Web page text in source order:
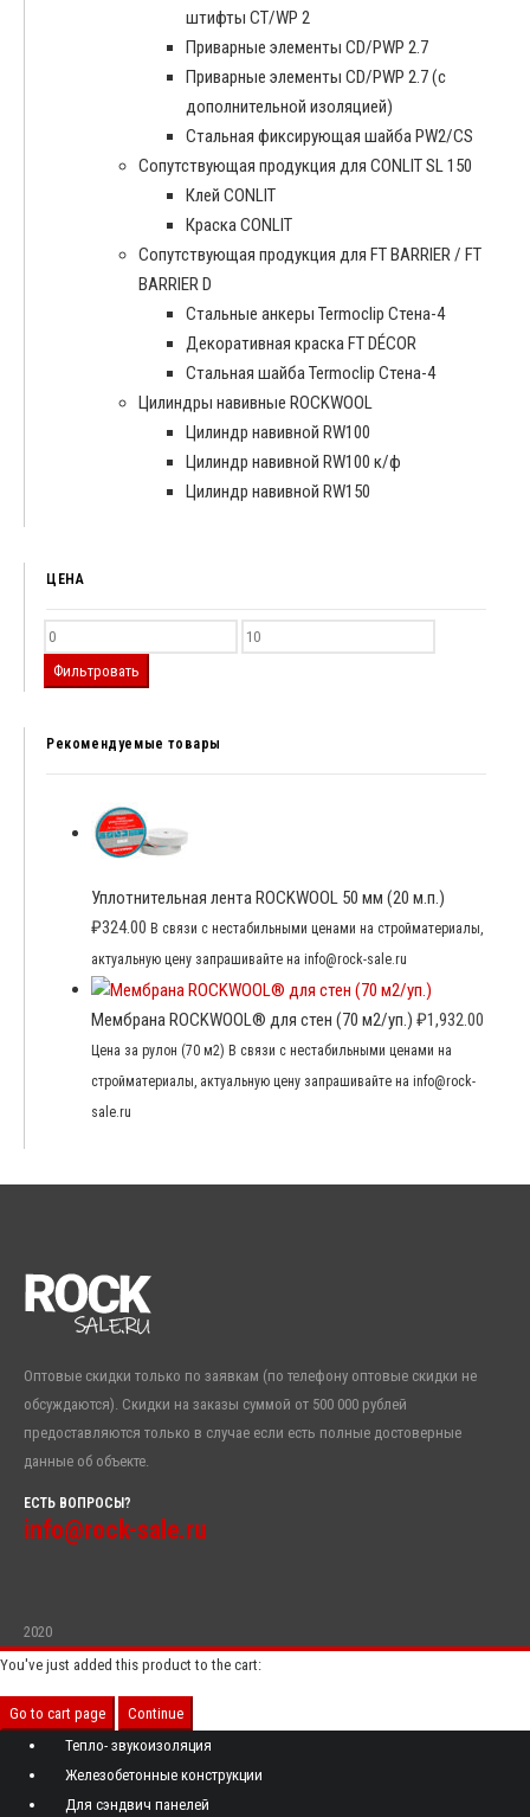
штифты CT/WP 2
Приварные элементы CD/PWP 2.7
Приварные элементы CD/PWP 2.7 (с
дополнительной изоляцией)
Стальная фиксирующая шайба PW2/CS
Сопутствующая продукция для CONLIT SL 150
Клей CONLIT
Краска CONLIT
Сопутствующая продукция для FT BARRIER / FT
BARRIER D
Cтальные анкеры Termoclip Стена-4
Декоративная краска FT DÉCOR
Стальная шайба Termoclip Стена-4
Цилиндры навивные ROCKWOOL
Цилиндр навивной RW100
Цилиндр навивной RW100 к/ф
Цилиндр навивной RW150
ЦЕНА
Фильтровать
Рекомендуемые товары
Уплотнительная лента ROCKWOOL 50 мм (20 м.п.)
₽324.00 В связи с нестабильными ценами на стройматериалы,
актуальную цену запрашивайте на info@rock-sale.ru
Мембрана ROCKWOOL® для стен (70 м2/уп.) ₽1,932.00
Цена за рулон (70 м2) В связи с нестабильными ценами на
стройматериалы, актуальную цену запрашивайте на info@rock-
sale.ru
Оптовые скидки только по заявкам (по телефону оптовые скидки не
обсуждаются). Скидки на заказы суммой от 500 000 рублей
предоставляются только в случае если есть полные достоверные
данные об объекте.
ЕСТЬ ВОПРОСЫ?
info@rock-sale.ru
2020
You've just added this product to the cart:
Go to cart page
Continue
Тепло- звукоизоляция
Железобетонные конструкции
Для сэндвич панелей